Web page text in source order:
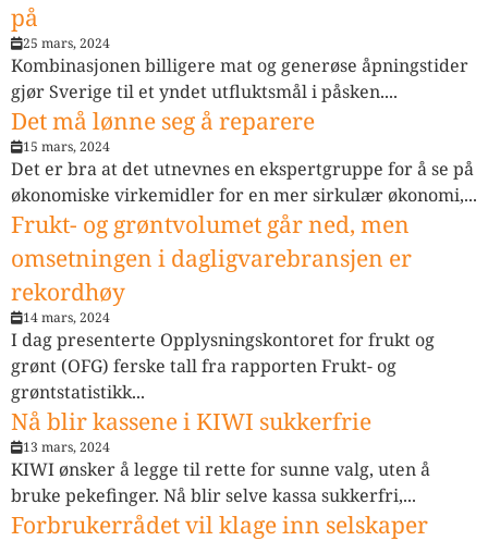
på
25 mars, 2024
Kombinasjonen billigere mat og generøse åpningstider
gjør Sverige til et yndet utfluktsmål i påsken....
Det må lønne seg å reparere
15 mars, 2024
Det er bra at det utnevnes en ekspertgruppe for å se på
økonomiske virkemidler for en mer sirkulær økonomi,...
Frukt- og grøntvolumet går ned, men
omsetningen i dagligvarebransjen er
rekordhøy
14 mars, 2024
I dag presenterte Opplysningskontoret for frukt og
grønt (OFG) ferske tall fra rapporten Frukt- og
grøntstatistikk...
Nå blir kassene i KIWI sukkerfrie
13 mars, 2024
KIWI ønsker å legge til rette for sunne valg, uten å
bruke pekefinger. Nå blir selve kassa sukkerfri,...
Forbrukerrådet vil klage inn selskaper